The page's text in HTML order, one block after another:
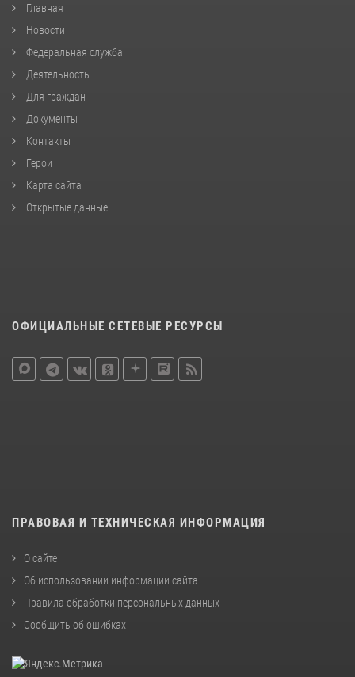
Главная
Новости
Федеральная служба
Деятельность
Для граждан
Документы
Контакты
Герои
Карта сайта
Открытые данные
ОФИЦИАЛЬНЫЕ СЕТЕВЫЕ РЕСУРСЫ
ПРАВОВАЯ И ТЕХНИЧЕСКАЯ ИНФОРМАЦИЯ
О сайте
Об использовании информации сайта
Правила обработки персональных данных
Сообщить об ошибках